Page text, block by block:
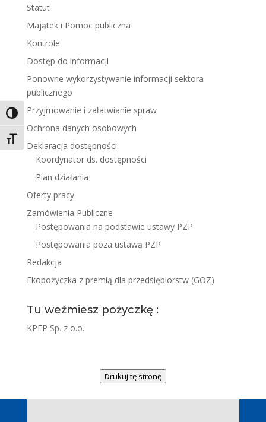
Toggle High Contrast
Toggle Font size
Statut
Majątek i Pomoc publiczna
Kontrole
Dostęp do informacji
Ponowne wykorzystywanie informacji sektora
publicznego
Przyjmowanie i załatwianie spraw
Ochrona danych osobowych
Deklaracja dostępności
Koordynator ds. dostępności
Plan działania
Oferty pracy
Zamówienia Publiczne
Postępowania na podstawie ustawy PZP
Postępowania poza ustawą PZP
Redakcja
Ekopożyczka z premią dla przedsiębiorstw (GOZ)
Tu weźmiesz pożyczkę :
KPFP Sp. z o.o.
Drukuj tę stronę